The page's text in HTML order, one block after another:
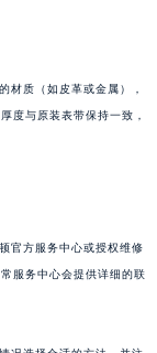
材质（如皮革或金属），
度与原装表带保持一致，
官方服务中心或授权维修
服务中心会提供详细的联